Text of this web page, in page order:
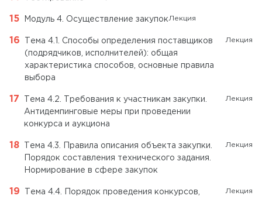
Модуль 4. Осуществление закупок Лекция
Тема 4.1. Способы определения поставщиков
(подрядчиков, исполнителей): общая
характеристика способов, основные правила
выбора
Лекция
Тема 4.2. Требования к участникам закупки.
Антидемпинговые меры при проведении
конкурса и аукциона
Лекция
Тема 4.3. Правила описания объекта закупки.
Порядок составления технического задания.
Нормирование в сфере закупок
Лекция
Тема 4.4. Порядок проведения конкурсов, Лекция